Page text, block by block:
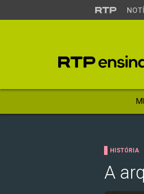
HISTÓRIA
A